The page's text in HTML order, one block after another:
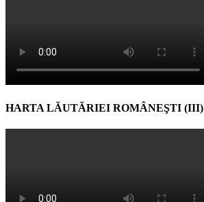
HARTA LĂUTĂRIEI ROMÂNEŞTI (III)